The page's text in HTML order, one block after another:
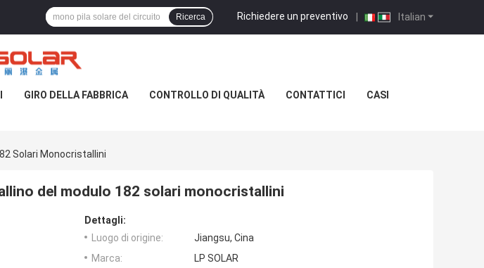
Italian
Richiedere un preventivo |
Ricerca
GIRO DELLA FABBRICA CONTROLLO DI QUALITÀ CONTATTICI CASI
Solari Monocristallini
del modulo 182 solari monocristallini
Dettagli:
Luogo di origine:
Jiangsu, Cina
Marca:
LP SOLAR